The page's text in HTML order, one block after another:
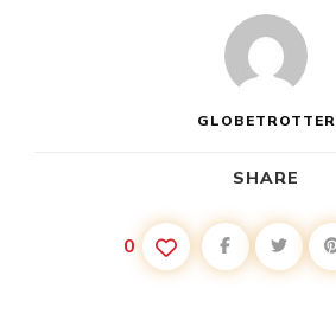
GLOBETROTTER
SHARE
0